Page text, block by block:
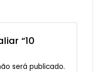
“10
será publicado.